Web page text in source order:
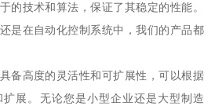
的技术和算法，保证了其稳定的性能。
是在自动化控制系统中，我们的产品都
备高度的灵活性和可扩展性，可以根据
展。无论您是小型企业还是大型制造